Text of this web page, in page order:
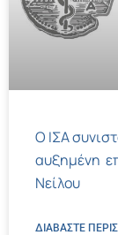
Ο ΙΣΑ
αυξημένη
Νείλου
ΔΙΑΒΑΣΤΕ